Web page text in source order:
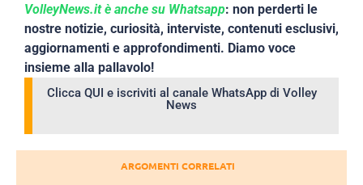
VolleyNews.it è anche su Whatsapp: non perderti le
nostre notizie, curiosità, interviste, contenuti esclusivi,
aggiornamenti e approfondimenti. Diamo voce
insieme alla pallavolo!
Clicca QUI e iscriviti al canale WhatsApp di Volley
News
ARGOMENTI CORRELATI